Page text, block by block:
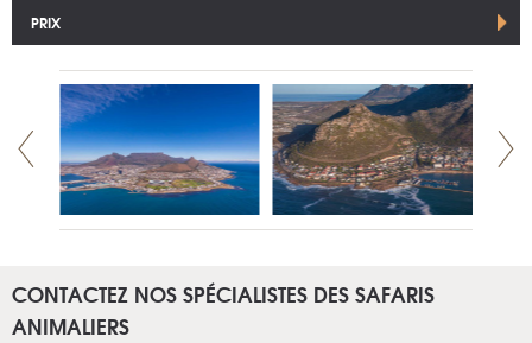
PRIX
CONTACTEZ NOS SPÉCIALISTES DES SAFARIS
ANIMALIERS